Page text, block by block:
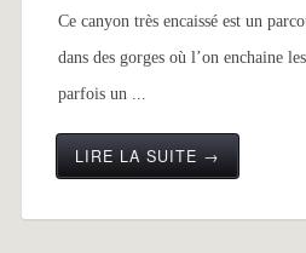
Ce canyon très encaissé est un
dans des gorges où l’on enchaine
parfois un ...
LIRE LA SUITE →